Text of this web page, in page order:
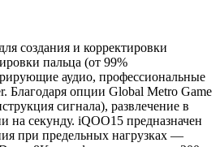
создания и корректировки
пальца (от 99%
аудио, профессиональные
Благодаря опции Global Metro Game
сигнала), развлечение в
на секунду. iQOO15 предназначен
при предельных нагрузках —